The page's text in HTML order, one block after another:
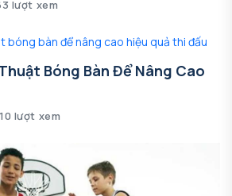
lượt xem
Bóng Bàn Để Nâng Cao
lượt xem